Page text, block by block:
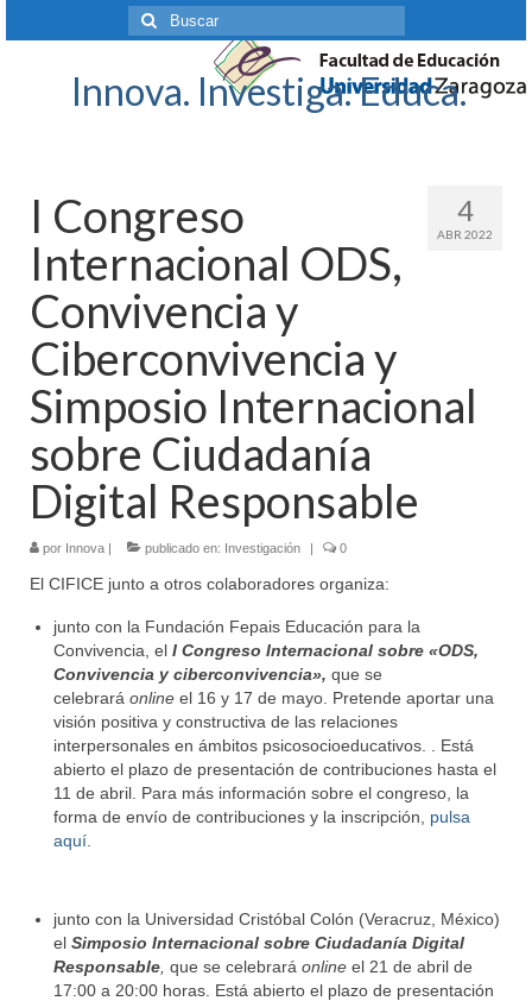
Buscar
por:
Innova. Investiga. Educa.
4
ABR 2022
I Congreso
Internacional ODS,
Convivencia y
Ciberconvivencia y
Simposio Internacional
sobre Ciudadanía
Digital Responsable
por Innova | publicado en: Investigación | 0
El CIFICE junto a otros colaboradores organiza:
junto con la Fundación Fepais Educación para la
Convivencia, el I Congreso Internacional sobre «ODS,
Convivencia y ciberconvivencia», que se
celebrará online el 16 y 17 de mayo. Pretende aportar una
visión positiva y constructiva de las relaciones
interpersonales en ámbitos psicosocioeducativos. . Está
abierto el plazo de presentación de contribuciones hasta el
11 de abril. Para más información sobre el congreso, la
forma de envío de contribuciones y la inscripción, pulsa
aquí.
junto con la Universidad Cristóbal Colón (Veracruz, México)
el Simposio Internacional sobre Ciudadanía Digital
Responsable que se celebrará online el 21 de abril de
17:00 a 20:00 horas. Está abierto el plazo de presentación